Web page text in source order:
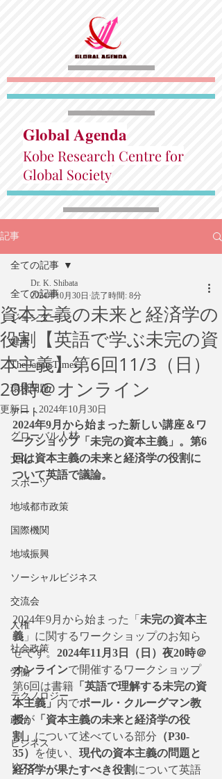
Global Agenda
Kobe Research Centre for
Global Society
記事
全ての記事
ジェンダー
健康
The Japan Times
環境問題
アート
グローバル人材
文化
スポーツ
地域都市政策
国際機関
地域振興
ソーシャルビジネス
交流会
人権
社会政策
労働
テクノロジー
政治
ビジネス
リスク
全ての記事
資本主義の未来と経済学の
役割【英語で学ぶ未完の資
本主義】第6回11/3（日）
20時＠オンライン
Dr. K. Shibata
2024年10月30日 読了時間: 8分
更新日： 2024年10月30日
2024年9月から始まった新しい講座＆ワ
ークショップ「未完の資本主義」。第6
回は資本主義の未来と経済学の役割に
ついて英語で議論。
2024年9月から始まった「 未完の資本主
義 」に関するワークショップのお知ら
せです。 2024年11月3日（日）夜20時＠
オンラインで開催するワークショップ
第6回は書籍 「英語で理解する未完の資
本主義」 内でポール・クルーグマン教
授が 「資本主義の未来と経済学の役
割」について述べている部分 （P30-
35）
を使い、 現代の資本主義の問題と
経済学が果たすべき役割について英語